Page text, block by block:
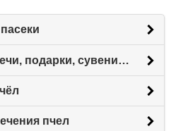
Мыло, косметика, свечи, подарки, сувениры.
пчел